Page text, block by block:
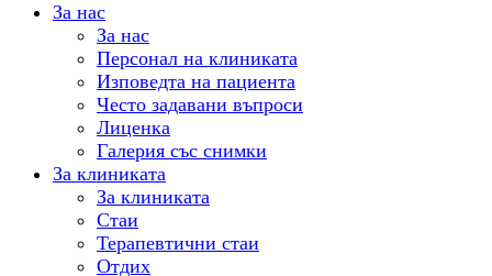
За нас
За нас
Персонал на клиниката
Изповедта на пациента
Често задавани въпроси
Лиценка
Галерия със снимки
За клиниката
За клиниката
Стаи
Терапевтични стаи
Отдих